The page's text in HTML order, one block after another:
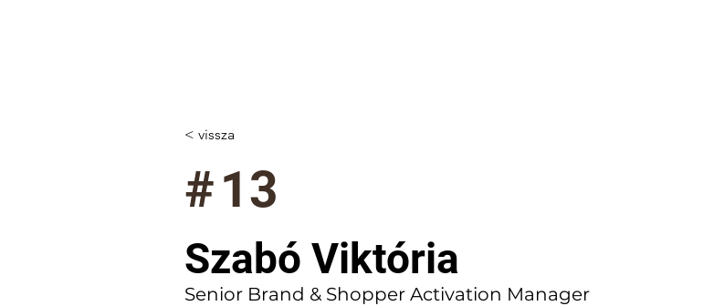
< vissza
#13
Szabó Viktória
Senior Brand & Shopper Activation Manager